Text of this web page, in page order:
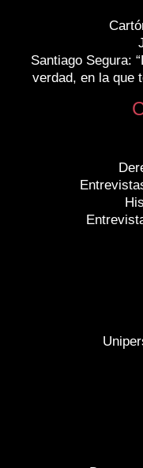
Santiago Segura:
verdad, en la que